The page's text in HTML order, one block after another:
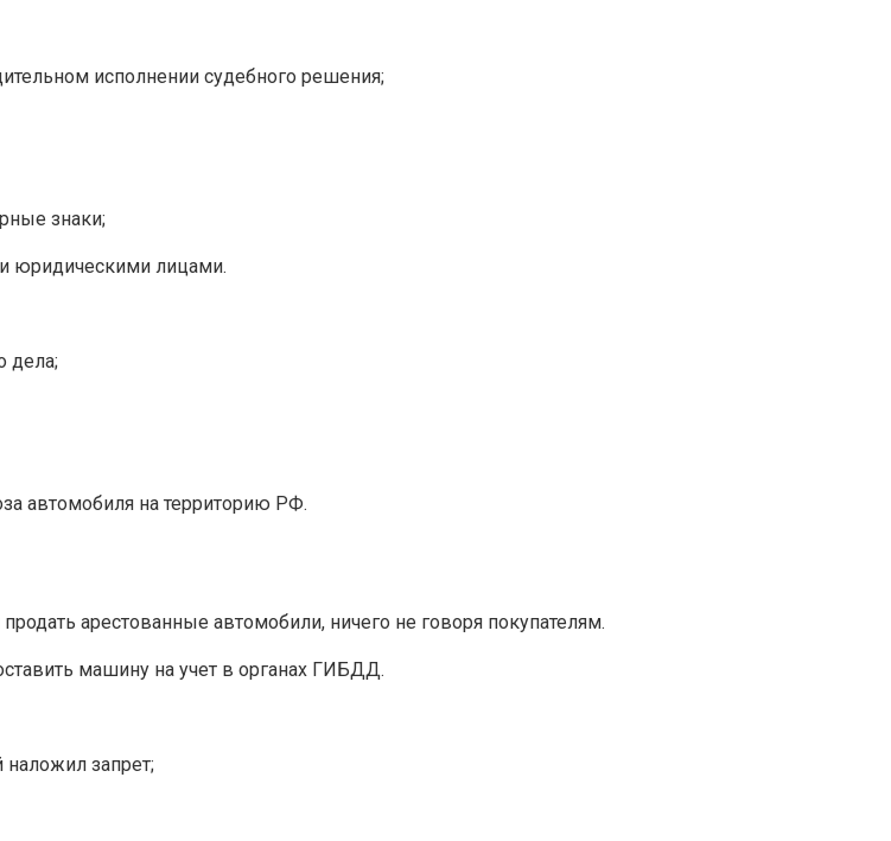
исполнении судебного решения;
знаки;
юридическими лицами.
дела;
автомобиля на территорию РФ.
арестованные автомобили, ничего не говоря покупателям.
машину на учет в органах ГИБДД.
наложил запрет;